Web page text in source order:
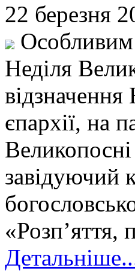
22 березня
Особливим
Неділя
єпархії, на
завідуючий